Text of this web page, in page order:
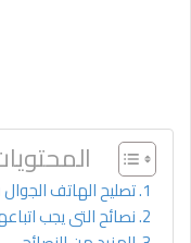
تصليح الهاتف
نصائح التى يجب